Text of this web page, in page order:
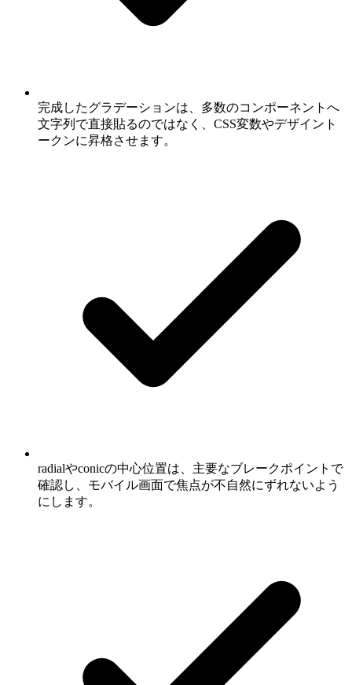
完成したグラデーションは、多数のコンポーネントへ
文字列で直接貼るのではなく、CSS変数やデザイント
ークンに昇格させます。
radialやconicの中心位置は、主要なブレークポイントで
確認し、モバイル画面で焦点が不自然にずれないよう
にします。